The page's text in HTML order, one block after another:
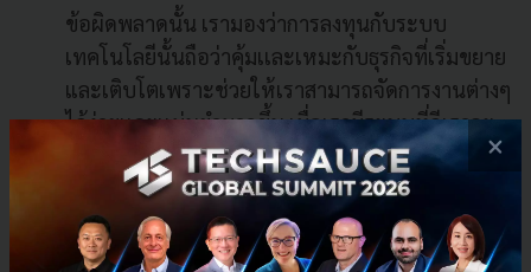
ข้อผิดพลาดนั้น เรามองว่าการลงทุนกับระบบ
เทคโนโลยีนั้นถือว่าคุ้มเเละเหมะกับธุรกิจที่เริ่มขยาย
และเติบโตเพราะช่วยให้เราสามารถจัดการงานต่างๆ
ได้ง่ายเเละเเม่นยำมากขึ้น เมื่อเรามีระบบที่ดีเราจะ
สามารถจัดการด้านการเงินจนสร้างฐานการเงินของ
บริษัทให้เพิ่มขึ้นได้ดีขึ้น
สุดท้ายเเล้วสิ่งที่สร้างความสำเร็จให้องค์กรคงต้องพูดถึงทุก
×